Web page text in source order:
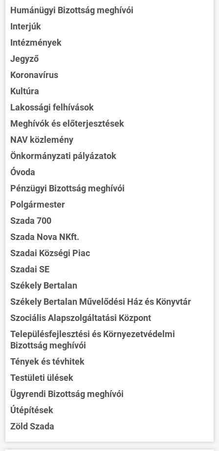
Humánügyi Bizottság meghívói
Interjúk
Intézmények
Jegyző
Koronavírus
Kultúra
Lakossági felhívások
Meghívók és előterjesztések
NAV közlemény
Önkormányzati pályázatok
Óvoda
Pénzügyi Bizottság meghívói
Polgármester
Szada 700
Szada Nova NKft.
Szadai Községi Piac
Szadai SE
Székely Bertalan
Székely Bertalan Művelődési Ház és Könyvtár
Szociális Alapszolgáltatási Központ
Településfejlesztési és Környezetvédelmi
Bizottság meghívói
Tények és tévhitek
Testületi ülések
Ügyrendi Bizottság meghívói
Útépítések
Zöld Szada